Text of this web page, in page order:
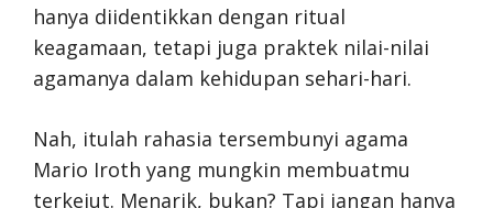
hanya diidentikkan dengan ritual
keagamaan, tetapi juga praktek nilai-nilai
agamanya dalam kehidupan sehari-hari.
Nah, itulah rahasia tersembunyi agama
Mario Iroth yang mungkin membuatmu
terkejut. Menarik, bukan? Tapi jangan hanya